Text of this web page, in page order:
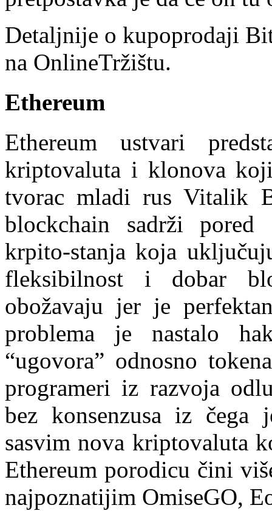
Detaljnije o kupoprodaji
na OnlineTržištu.
Ethereum
Ethereum ustvari
kriptovaluta i klonova
tvorac mladi rus Vitalik
blockchain sadrži pored
krpito-stanja koja
fleksibilnost i dobar
obožavaju jer je
problema je nastalo
“ugovora” odnosno
programeri iz razvoja
bez konsenzusa iz čega
sasvim nova kriptovaluta
Ethereum porodicu čini
najpoznatijim OmiseGO,